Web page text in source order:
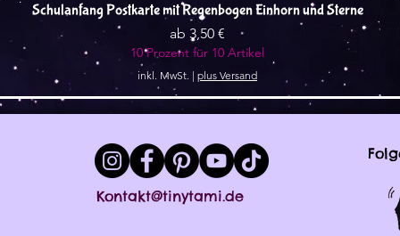
Schnellansicht
Schulanfang Postkarte mit Regenbogen Einhorn und Sterne
ab 3,50 €
Sale-Preis
10 Prozent für 10 Artikel
inkl. MwSt. | plus Versand
Kontakt@tinytami.de